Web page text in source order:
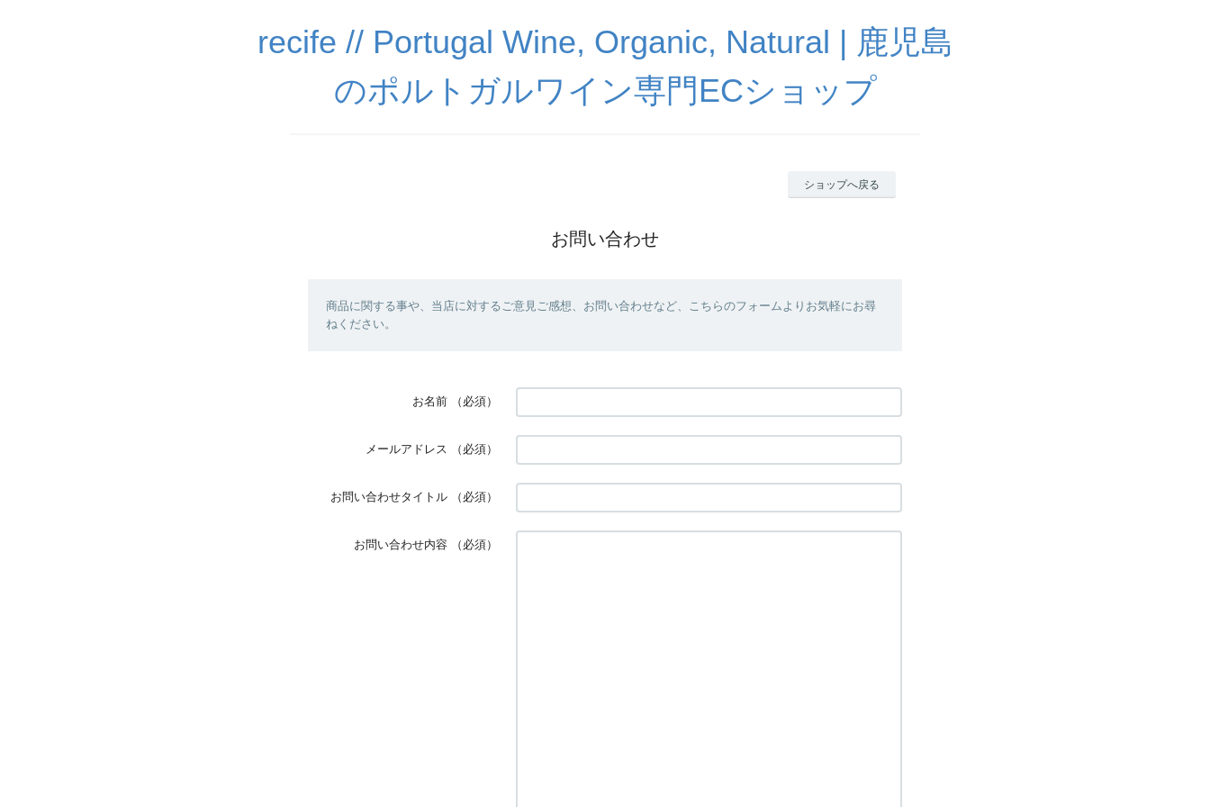
recife // Portugal Wine, Organic, Natural | 鹿児島
のポルトガルワイン専門ECショップ
ショップへ戻る
お問い合わせ
商品に関する事や、当店に対するご意見ご感想、お問い合わせなど、こちらのフォームよりお気軽にお尋
ねください。
お名前 （必須）
メールアドレス （必須）
お問い合わせタイトル （必須）
お問い合わせ内容 （必須）